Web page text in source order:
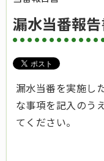
漏水当番報
漏水当番を実施し
な事項を記入のう
てください。